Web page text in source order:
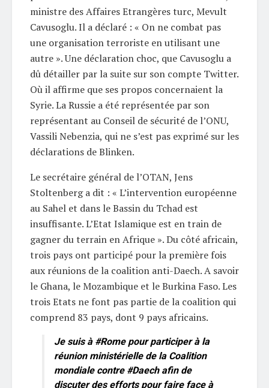
ministre des Affaires Etrangères turc, Mevult
Cavusoglu. Il a déclaré : « On ne combat pas
une organisation terroriste en utilisant une
autre ». Une déclaration choc, que Cavusoglu a
dû détailler par la suite sur son compte Twitter.
Où il affirme que ses propos concernaient la
Syrie. La Russie a été représentée par son
représentant au Conseil de sécurité de l’ONU,
Vassili Nebenzia, qui ne s’est pas exprimé sur les
déclarations de Blinken.
Le secrétaire général de l’OTAN, Jens
Stoltenberg a dit : « L’intervention européenne
au Sahel et dans le Bassin du Tchad est
insuffisante. L’Etat Islamique est en train de
gagner du terrain en Afrique ». Du côté africain,
trois pays ont participé pour la première fois
aux réunions de la coalition anti-Daech. A savoir
le Ghana, le Mozambique et le Burkina Faso. Les
trois Etats ne font pas partie de la coalition qui
comprend 83 pays, dont 9 pays africains.
Je suis à #Romepour participer à la
réunion ministérielle de la Coalition
mondiale contre #Daechafin de
discuter des efforts pour faire face à